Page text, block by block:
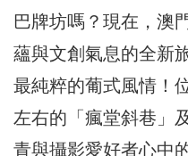
巴牌坊嗎？現在，澳
蘊與文創氣息的全新
最純粹的葡式風情！
左右的「瘋堂斜巷」
青與攝影愛好者心中